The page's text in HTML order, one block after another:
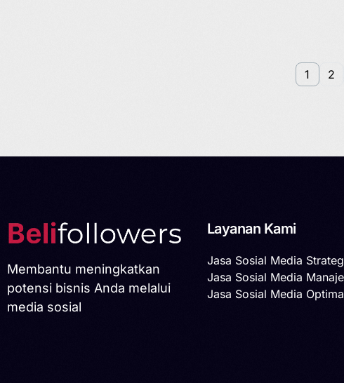
1 2
Membantu meningkatkan
potensi bisnis Anda melalui
media sosial
Layanan Kami
Jasa Sosial Media
Jasa Sosial Media
Jasa Sosial Media